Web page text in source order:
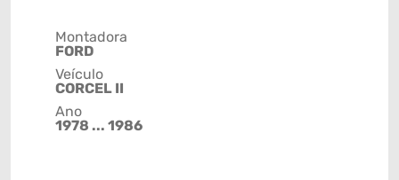
Montadora
FORD
Veículo
CORCEL II
Ano
1978 ... 1986